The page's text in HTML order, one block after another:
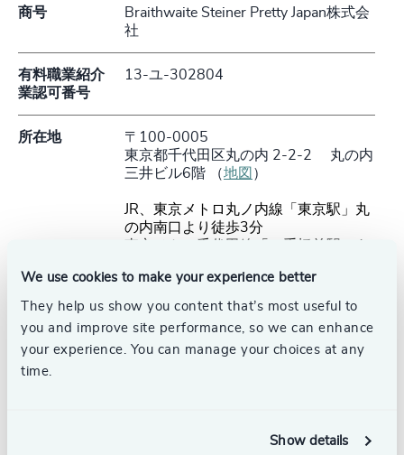
We use cookies to make your experience better
They help us show you content that’s most useful to
you and improve site performance, so we can enhance
your experience. You can manage your choices at any
time.
Show details
商号
Braithwaite Steiner Pretty Japan株式会
社
有料職業紹介
業認可番号
13-ユ-302804
所在地
〒100-0005
東京都千代田区丸の内 2-2-2 丸の内
三井ビル6階 （地図 ）
JR、東京メトロ丸ノ内線「東京駅」丸
の内南口より徒歩3分
東京メトロ都営三田線「大手町駅」D1
出口より徒歩5分
お問い合わせ
開設
EC4M 6XD United Kingdom